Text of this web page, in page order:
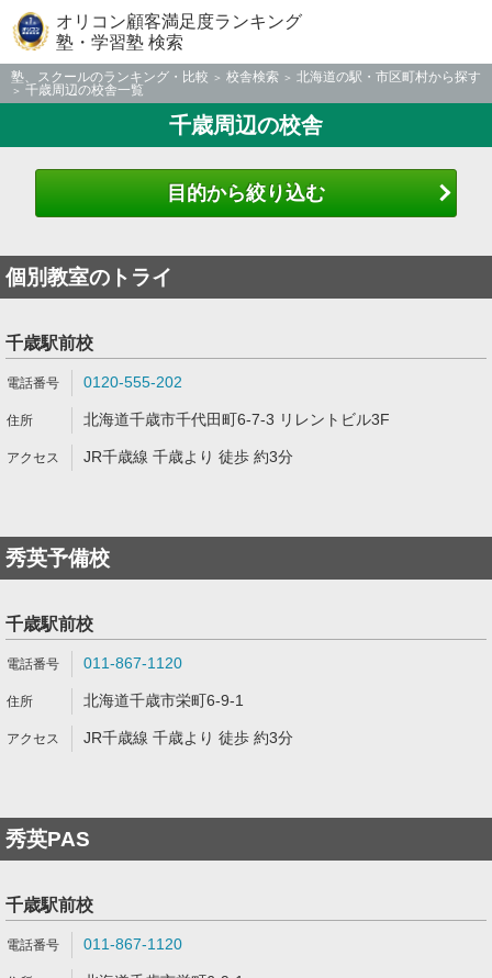
オリコン顧客満足度ランキング
塾・学習塾 検索
塾、スクールのランキング・比較 校舎検索
北海道の駅・市区町村から探す
千歳周辺の校舎一覧
千歳周辺の校舎
目的から絞り込む
個別教室のトライ
千歳駅前校
0120-555-202
北海道千歳市千代田町6-7-3 リレントビル3F
JR千歳線 千歳より 徒歩 約3分
秀英予備校
千歳駅前校
011-867-1120
北海道千歳市栄町6-9-1
JR千歳線 千歳より 徒歩 約3分
秀英PAS
千歳駅前校
011-867-1120